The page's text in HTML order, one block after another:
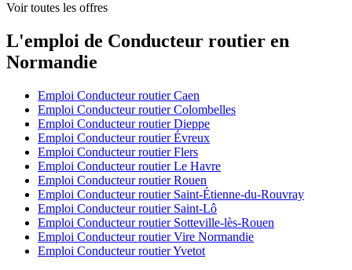
Voir toutes les offres
L'emploi de Conducteur routier en
Normandie
Emploi Conducteur routier Caen
Emploi Conducteur routier Colombelles
Emploi Conducteur routier Dieppe
Emploi Conducteur routier Évreux
Emploi Conducteur routier Flers
Emploi Conducteur routier Le Havre
Emploi Conducteur routier Rouen
Emploi Conducteur routier Saint-Étienne-du-Rouvray
Emploi Conducteur routier Saint-Lô
Emploi Conducteur routier Sotteville-lès-Rouen
Emploi Conducteur routier Vire Normandie
Emploi Conducteur routier Yvetot